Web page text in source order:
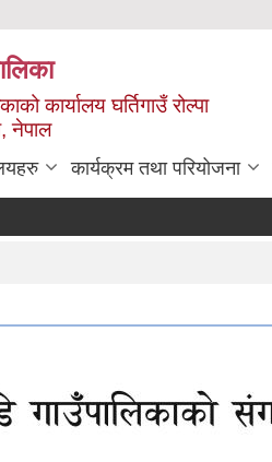
कार्यालय घर्तिगाउँ रोल्पा
नेपाल
कार्यक्रम तथा परियोजना